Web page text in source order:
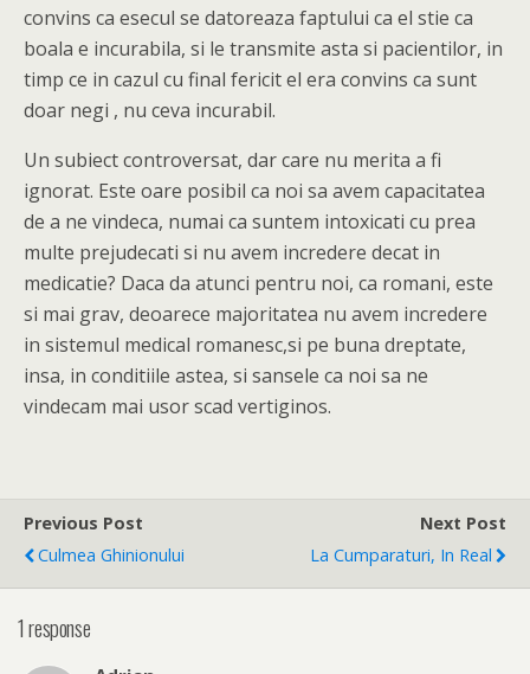
convins ca esecul se datoreaza faptului ca el stie ca
boala e incurabila, si le transmite asta si pacientilor, in
timp ce in cazul cu final fericit el era convins ca sunt
doar negi , nu ceva incurabil.
Un subiect controversat, dar care nu merita a fi
ignorat. Este oare posibil ca noi sa avem capacitatea
de a ne vindeca, numai ca suntem intoxicati cu prea
multe prejudecati si nu avem incredere decat in
medicatie? Daca da atunci pentru noi, ca romani, este
si mai grav, deoarece majoritatea nu avem incredere
in sistemul medical romanesc,si pe buna dreptate,
insa, in conditiile astea, si sansele ca noi sa ne
vindecam mai usor scad vertiginos.
Previous Post
Culmea Ghinionului
Next Post
La Cumparaturi, In Real
1 response